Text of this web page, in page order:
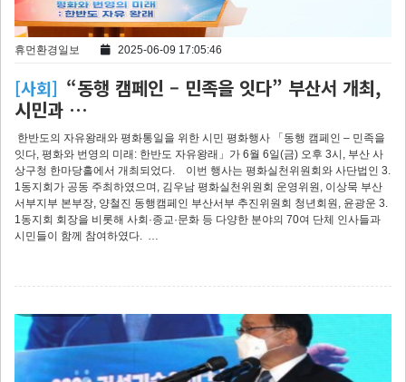
휴먼환경일보 2025-06-09 17:05:46
[사회] “동행 캠페인 – 민족을 잇다” 부산서 개최,
시민과 …
한반도의 자유왕래와 평화통일을 위한 시민 평화행사 「동행 캠페인 – 민족을
잇다, 평화와 번영의 미래: 한반도 자유왕래」가 6월 6일(금) 오후 3시, 부산 사
상구청 한마당홀에서 개최되었다. 이번 행사는 평화실천위원회와 사단법인 3.
1동지회가 공동 주최하였으며, 김우남 평화실천위원회 운영위원, 이상묵 부산
서부지부 본부장, 양철진 동행캠페인 부산서부 추진위원회 청년회원, 윤광운 3.
1동지회 회장을 비롯해 사회·종교·문화 등 다양한 분야의 70여 단체 인사들과
시민들이 함께 참여하였다. …